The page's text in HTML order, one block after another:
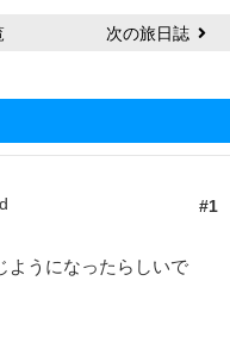
次の旅日誌
1
ようになったらしいで